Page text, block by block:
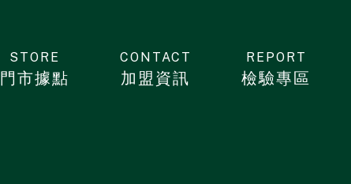
STORE
門市據點
CONTACT
加盟資訊
REPORT
檢驗專區